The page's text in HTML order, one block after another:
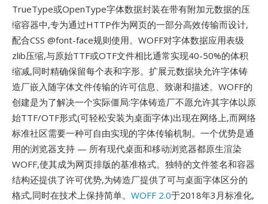
TrueType或OpenType字体数据封装在带有附加元数据的压
缩容器中,专为通过HTTP作为网页的一部分高效传输而设计,
配合CSS @font-face规则使用。WOFF对字体数据应用表级
zlib压缩,与原始TTF或OTF文件相比通常实现40-50%的体积
缩减,同时精确保留每个表和字形。扩展元数据块允许字体铸
造厂嵌入随字体文件传输的许可信息、致谢和描述。WOFF的
创建是为了解决一个实际僵局:字体铸造厂不愿允许其字体以原
始TTF/OTF形式(可轻松安装为桌面字体)出现在网络上,而网络
标准社区需要一种可自由实现的字体传输机制。一个优势是通
用的浏览器支持 — 所有现代桌面和移动浏览器都原生渲染
WOFF,使其成为网页排版的基准格式。独特的文件签名和容器
结构还提供了许可优势,为铸造厂提供了可与桌面字体区分的
格式,同时在技术上保持简单。 WOFF 2.0于2018年3月标准化,